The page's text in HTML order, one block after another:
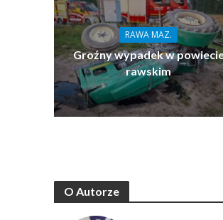
RAWA MAZ.
Groźny wypadek w
rawskim
O Autorze